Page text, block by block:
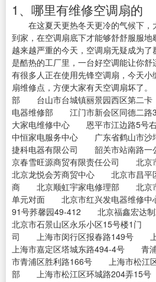
1、哪里有维修空调扇的
在这夏天更热冬天更冷的气候下，
到家，在空调扇底下才能够舒舒服服
越来越严重的今天，空调扇无疑成为
是酷热的工厂里，一台好空调能让你
有很多人正在使用先锋空调扇，今天
扇维修点，方便大家有天空调扇坏
部 台山市台城镇丽景园西区第二
电器维修部 江门市新会区同德二
大家电维修中心 恩平市江边路5号
中恒家电服务中心 广东省鹤山市
捷科电器有限公司 韶关市站南路
京春雪旺源商贸有限责任公司 北
北京龙悦会芳商贸中心 北京市昌平
商 北京顺虹宇家电修理部 北京市
单元对面 北京市红兴发电器维修
91号荞馨园49-412 北京福鑫宏达
北京市石景山区永乐小区15号楼1门
司 上海市闵行区报春路149号
上海市嘉定区塔城东路494-4号 青
市青浦区胜利路166号 上海市松江
部 上海市松江区环城路204弄15